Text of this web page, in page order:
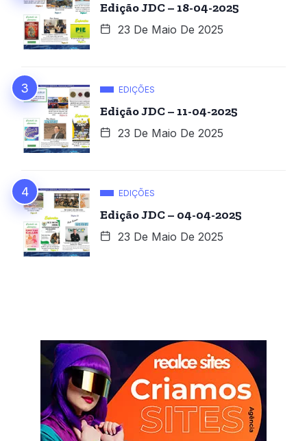
Edição JDC – 18-04-2025
23 De Maio De 2025
EDIÇÕES
Edição JDC – 11-04-2025
23 De Maio De 2025
EDIÇÕES
Edição JDC – 04-04-2025
23 De Maio De 2025